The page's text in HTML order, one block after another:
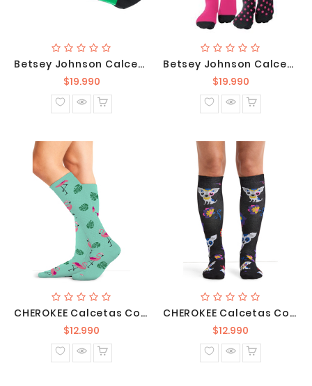
Betsey Johnson Calcetines Compresión Pack X 2 BA179-LFL
$19.990Precio
normal
Betsey Johnson Calcetines Compresión Pack X 2 BA179-PBY
$19.990Precio
normal
CHEROKEE Calcetas Compresivas 10-15 Mm Hg PRINTSUPPORT FLMLF
$12.990
normal
CHEROKEE Calcetas Compresivas 10-15 Mm Hg PRINTSUPPORT SGRSP
$12.990
normal